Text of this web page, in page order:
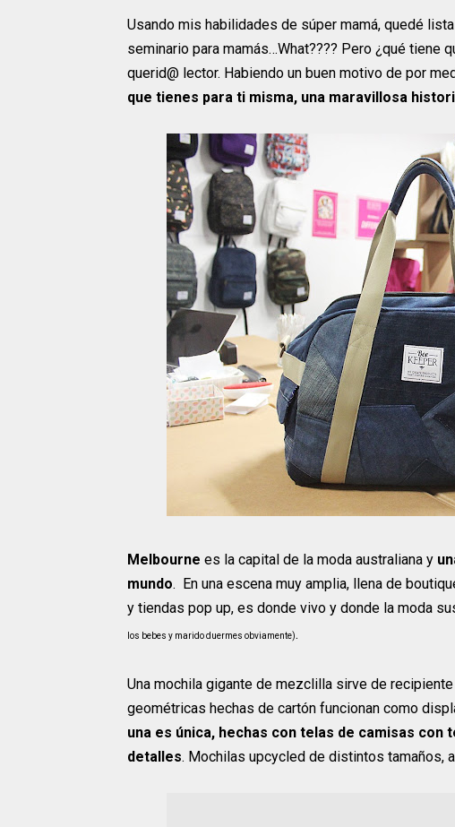
Usando mis habilidades de súper mamá, quedé
seminario para mamás…What???? Pero ¿qué tiene
querid@ lector. Habiendo un buen motivo de por
que tienes para ti misma, una maravillosa
Melbourne es la capital de la moda australiana y
mundo. En una escena muy amplia, llena de
y tiendas pop up, es donde vivo y donde la moda
los bebes y marido duermes obviamente).
Una mochila gigante de mezclilla sirve de
geométricas hechas de cartón funcionan como
una es única, hechas con telas de camisas con
detalles. Mochilas upcycled de distintos tamaños,